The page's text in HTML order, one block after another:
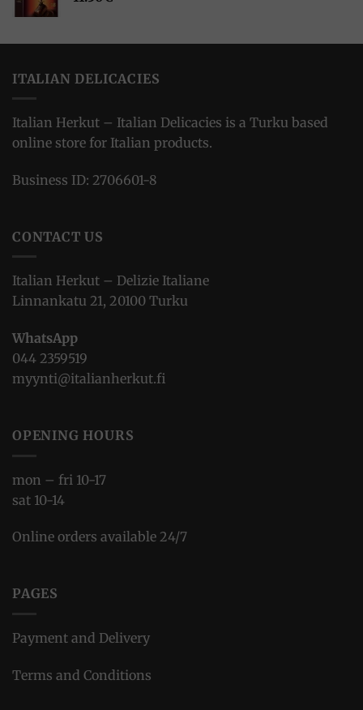
ITALIAN DELICACIES
Italian Herkut – Italian Delicacies is a Turku based
online store for Italian products.
Business ID: 2706601-8
CONTACT US
Italian Herkut – Delizie Italiane
Linnankatu 21, 20100 Turku
WhatsApp
044 2359519
myynti@italianherkut.fi
OPENING HOURS
mon – fri 10-17
sat 10-14
Online orders available 24/7
PAGES
Payment and Delivery
Terms and Conditions